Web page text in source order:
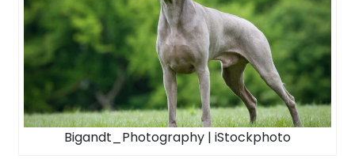
Bigandt_Photography | iStockphoto